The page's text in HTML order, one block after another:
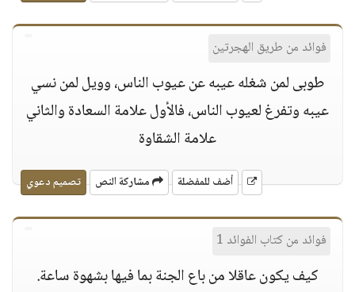
فوائد من طريق الهجرتين
طوبى لمن شغله عيبه عن عيوب الناس، وويل لمن نسي
عيبه وتفرغ لعيوب الناس، فالأول علامة السعادة والثاني
علامة الشقاوة
أضف للمفضلة مشاركة النص تصميم دعوي
فوائد من كتاب الفوائد 1
كيف يكون عاقلا من باع الجنة بما فيها بشهوة ساعة‏.‏